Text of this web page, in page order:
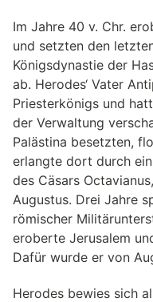
Im Jahre 40 v. Chr.
und setzten den
Königsdynastie der
ab. Herodes‘ Vater
Priesterkönigs und
der Verwaltung
Palästina besetzten,
erlangte dort durch
des Cäsars
Augustus. Drei Jahre
römischer
eroberte Jerusalem
Dafür wurde er von
Herodes bewies sich